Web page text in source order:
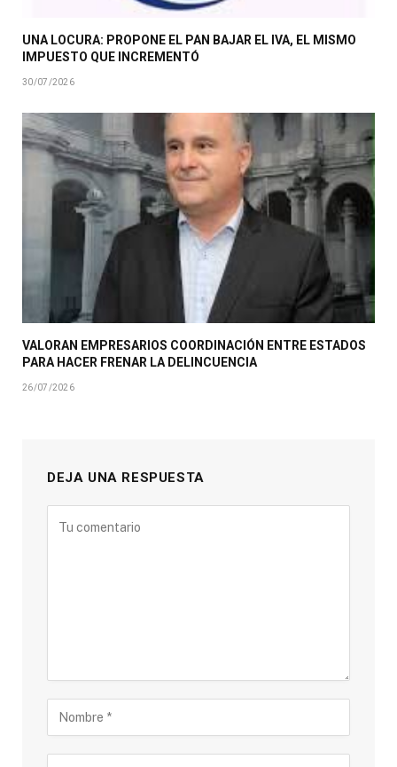
UNA LOCURA: PROPONE EL PAN BAJAR EL IVA, EL MISMO
IMPUESTO QUE INCREMENTÓ
30/07/2026
VALORAN EMPRESARIOS COORDINACIÓN ENTRE ESTADOS
PARA HACER FRENAR LA DELINCUENCIA
26/07/2026
DEJA UNA RESPUESTA